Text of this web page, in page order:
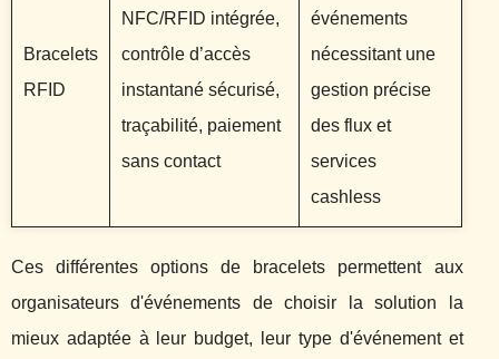
Bracelets
RFID
NFC/RFID intégrée,
contrôle d’accès
instantané sécurisé,
traçabilité, paiement
sans contact
événements
nécessitant une
gestion précise
des flux et
services
cashless
Ces différentes options de bracelets permettent aux
organisateurs d'événements de choisir la solution la
mieux adaptée à leur budget, leur type d'événement et